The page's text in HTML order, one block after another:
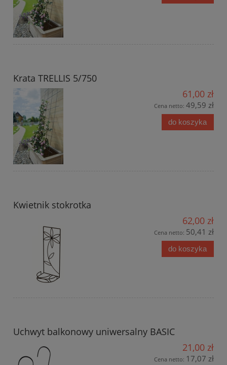
Krata TRELLIS 5/750
61,00 zł
Cena netto: 49,59 zł
do koszyka
Kwietnik stokrotka
62,00 zł
Cena netto: 50,41 zł
do koszyka
Uchwyt balkonowy uniwersalny BASIC
21,00 zł
Cena netto: 17,07 zł